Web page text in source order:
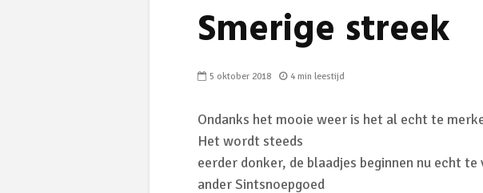
Smerige streek
5 oktober 2018 4 min leestijd
Ondanks het mooie weer is het al echt te
Het wordt steeds
eerder donker, de blaadjes beginnen nu echt
ander Sintsnoepgoed